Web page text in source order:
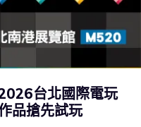
台北國際電玩
品搶先試玩